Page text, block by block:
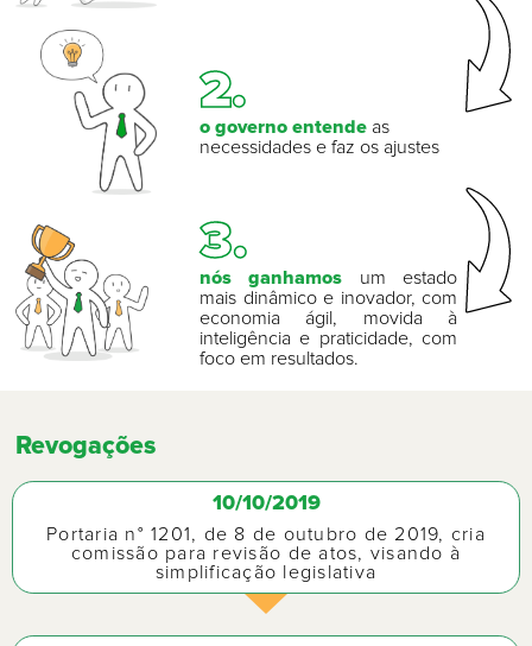
2.
o governo entendeas
necessidades e faz os ajustes
3.
nós ganhamos um estado
mais dinâmico e inovador, com
economia ágil, movida à
inteligência e praticidade, com
foco em resultados.
Revogações
10/10/2019
Portaria n° 1201, de 8 de outubro de 2019, cria
comissão para revisão de atos, visando à
simplificação legislativa